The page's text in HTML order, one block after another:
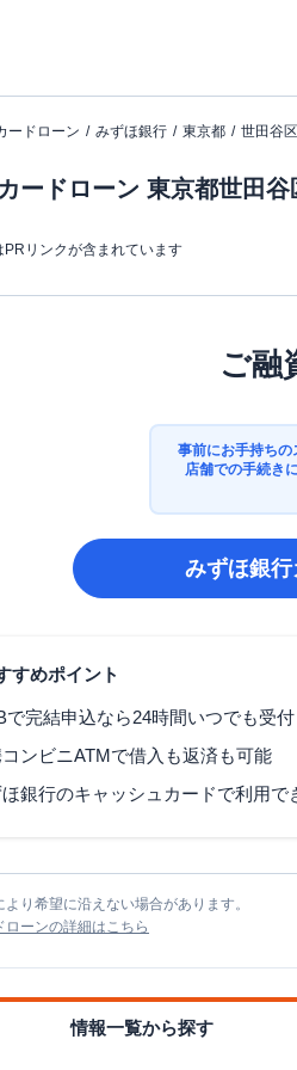
ードローン みずほ銀行 東京都 世田谷区
ードローン 東京都世田
PRリンクが含まれています
ご融
事前にお手持ちの
店舗での手続き
みずほ銀
すめポイント
で完結申込なら24時間いつでも受付
ンビニATMで借入も返済も可能
銀行のキャッシュカードで利用で
り希望に沿えない場合があります。
ローンの詳細はこちら
情報一覧から探す